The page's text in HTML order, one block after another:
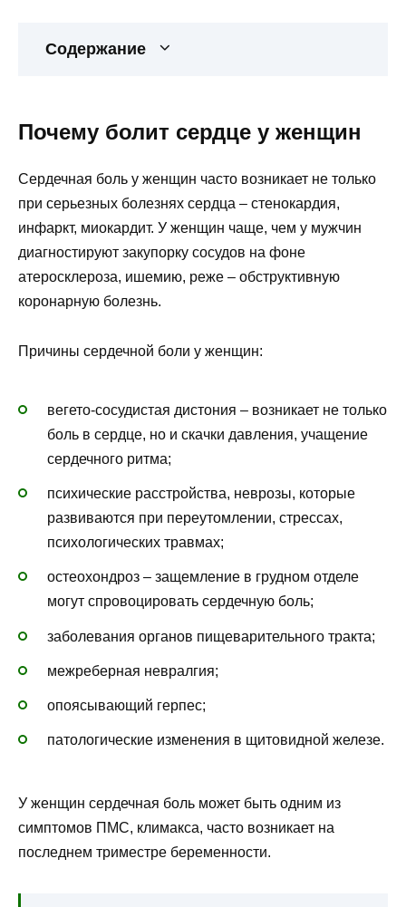
Содержание
Почему болит сердце у женщин
Сердечная боль у женщин часто возникает не только
при серьезных болезнях сердца – стенокардия,
инфаркт, миокардит. У женщин чаще, чем у мужчин
диагностируют закупорку сосудов на фоне
атеросклероза, ишемию, реже – обструктивную
коронарную болезнь.
Причины сердечной боли у женщин:
вегето-сосудистая дистония – возникает не только
боль в сердце, но и скачки давления, учащение
сердечного ритма;
психические расстройства, неврозы, которые
развиваются при переутомлении, стрессах,
психологических травмах;
остеохондроз – защемление в грудном отделе
могут спровоцировать сердечную боль;
заболевания органов пищеварительного тракта;
межреберная невралгия;
опоясывающий герпес;
патологические изменения в щитовидной железе.
У женщин сердечная боль может быть одним из
симптомов ПМС, климакса, часто возникает на
последнем триместре беременности.